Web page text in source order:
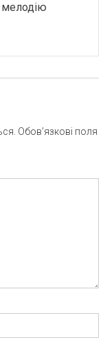
мелодію
Обов’язкові поля